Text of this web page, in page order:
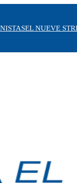
EL NUEVE